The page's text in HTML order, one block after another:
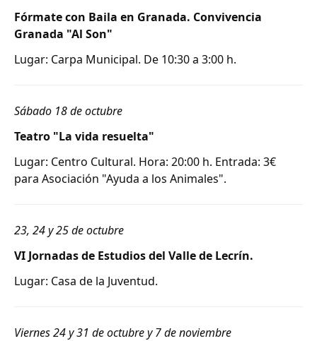
Fórmate con Baila en Granada. Convivencia
Granada "Al Son"
Lugar: Carpa Municipal. De 10:30 a 3:00 h.
Sábado 18 de octubre
Teatro "La vida resuelta"
Lugar: Centro Cultural. Hora: 20:00 h. Entrada: 3€
para Asociación "Ayuda a los Animales".
23, 24 y 25 de octubre
VI Jornadas de Estudios del Valle de Lecrín.
Lugar: Casa de la Juventud.
Viernes 24 y 31 de octubre y 7 de noviembre